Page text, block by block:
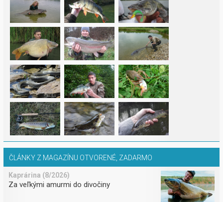
ČLÁNKY Z MAGAZÍNU OTVORENÉ, ZADARMO
Kaprárina (8/2026)
Za veľkými amurmi do divočiny